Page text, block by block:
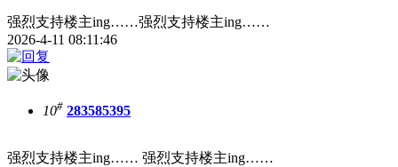
强烈支持楼主ing……强烈支持楼主ing……
2026-4-11 08:11:46
10# 283585395
强烈支持楼主ing…… 强烈支持楼主ing……